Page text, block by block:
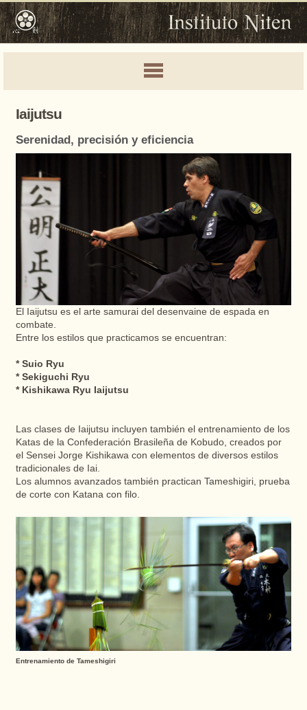
Iaijutsu
Serenidad, precisión y eficiencia
El Iaijutsu es el arte samurai del desenvaine de espada en
combate.
Entre los estilos que practicamos se encuentran:
* Suio Ryu
* Sekiguchi Ryu
* Kishikawa Ryu Iaijutsu
Las clases de Iaijutsu incluyen también el entrenamiento de los
Katas de la Confederación Brasileña de Kobudo, creados por
el Sensei Jorge Kishikawa con elementos de diversos estilos
tradicionales de Iai.
Los alumnos avanzados también practican Tameshigiri, prueba
de corte con Katana con filo.
Entrenamiento de Tameshigiri